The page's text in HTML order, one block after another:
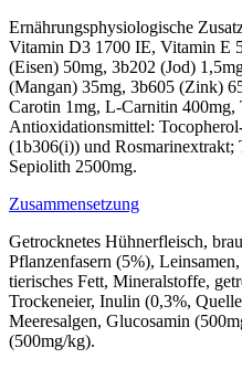
Ernährungsphysiologische
Vitamin D3 1700 IE, Vitamin E
(Eisen) 50mg, 3b202 (Jod)
(Mangan) 35mg, 3b605 (Zink)
Carotin 1mg, L-Carnitin 400mg,
Antioxidationsmittel:
(1b306(i)) und Rosmarinextrakt;
Sepiolith 2500mg.
Zusammensetzung
Getrocknetes Hühnerfleisch,
Pflanzenfasern (5%),
tierisches Fett, Mineralstoffe,
Trockeneier, Inulin (0,3%,
Meeresalgen, Glucosamin
(500mg/kg).